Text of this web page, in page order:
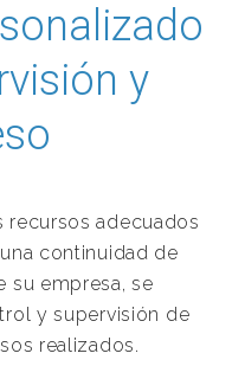
y
recursos adecuados
continuidad de
su empresa, se
y supervisión de
realizados.